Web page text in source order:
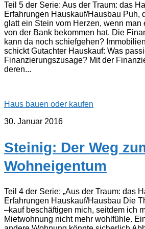
Teil 5 der Serie: Aus der Traum: das
Erfahrungen Hauskauf/Hausbau Puh,
glatt ein Stein vom Herzen, wenn man
von der Bank bekommen hat. Die
kann da noch schiefgehen?
schickt Gutachter Hauskauf: Was
Finanzierungszusage? Mit der
deren...
Haus bauen oder kaufen
30. Januar 2016
Steinig: Der Weg
Wohneigentum
Teil 4 der Serie: „Aus der Traum: das
Erfahrungen Hauskauf/Hausbau Die
–kauf beschäftigen mich, seitdem ich
Mietwohnung nicht mehr wohlfühle.